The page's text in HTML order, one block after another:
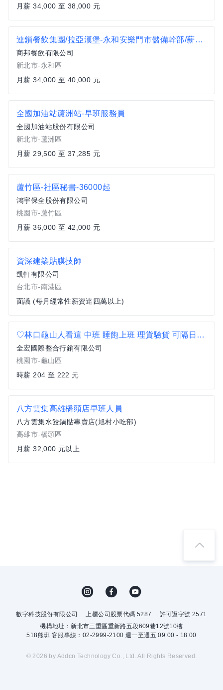
月薪 34,000 至 38,000 元
連鎖餐飲集團/拉亞漢堡-永和安樂門市儲備幹部/薪資34K至40K (獎金另計)
商邦餐飲有限公司
新北市-永和區
月薪 34,000 至 40,000 元
全國加油站蘆洲站-早班服務員
全國加油站股份有限公司
新北市-蘆洲區
月薪 29,500 至 37,285 元
蘆竹區-社區秘書-36000起
鴻宇保全股份有限公司
桃園市-蘆竹區
月薪 36,000 至 42,000 元
資深建築貼膜技師
凱軒有限公司
台北市-南港區
面議 (每月經常性薪資達四萬以上)
♡林口龜山人看這 中班 睡飽上班 理貨驗貨 可隔日領新
全宏國際整合行銷有限公司
桃園市-龜山區
時薪 204 至 222 元
八方雲集高雄橋頭店早班人員
八方雲集水餃鍋貼專賣店(旭村小吃部)
高雄市-橋頭區
月薪 32,000 元以上
數字科技股份有限公司 上櫃公司股票代碼 5287
許可證字號 2571
機構地址：新北市三重區重新路五段609巷12號10樓
518熊班 客服專線：02-2999-2100 週一至週五 09:00 - 18:00
© 2026 by Addcn Technology Co., Ltd. All Rights Reserved.